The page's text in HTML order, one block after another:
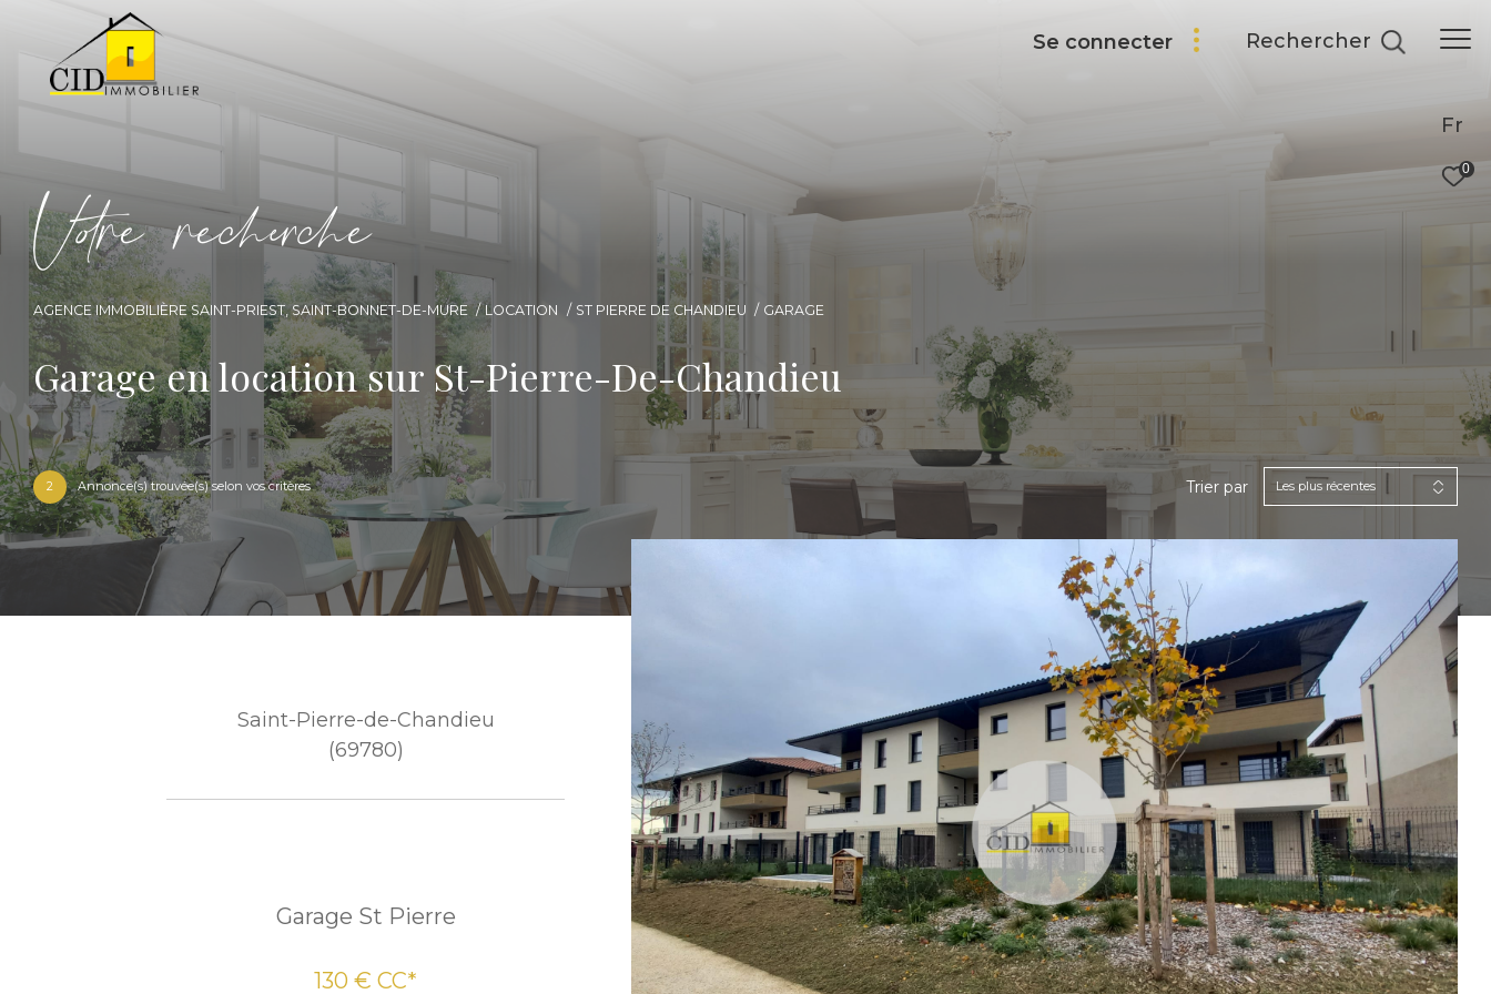
Fr
0
Se connecter Rechercher
Vore recece
AGENCE IMMOBILIÈRE SAINT-PRIEST, SAINT-BONNET-DE-MURE LOCATION ST PIERRE DE CHANDIEU GARAGE
Garage en location sur St-Pierre-De-Chandieu
2 Annonce(s) trouvée(s) selon vos critères Trier par Les plus récentes
Saint-Pierre-de-Chandieu
(69780)
Garage St Pierre
130 € CC*